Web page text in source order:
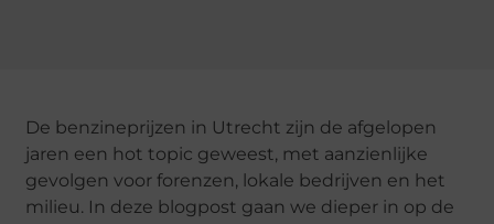
De benzineprijzen in Utrecht zijn de afgelopen
jaren een hot topic geweest, met aanzienlijke
gevolgen voor forenzen, lokale bedrijven en het
milieu. In deze blogpost gaan we dieper in op de